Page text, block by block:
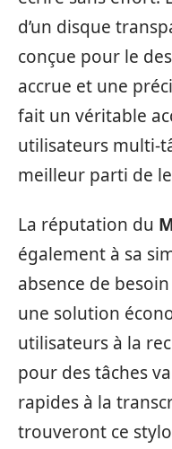
d’un disque
conçue pour le
accrue et une
fait un véritable
utilisateurs multi-
meilleur parti de
La réputation du
également à sa
absence de
une solution
utilisateurs à la
pour des tâches
rapides à la
trouveront ce